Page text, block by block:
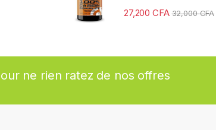
27,200CFA 32,000CFA
ne rien ratez de nos offres